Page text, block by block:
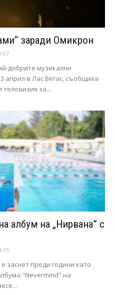
заради Омикрон
добрите музикални
април в Лас Вегас, съобщиха
телевизия за...
албум на „Нирвана” с
заснет преди години като
"Nevermind" на